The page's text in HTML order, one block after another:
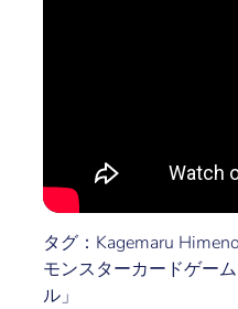
タグ：Kagemaru
モンスターカードゲー
ル」